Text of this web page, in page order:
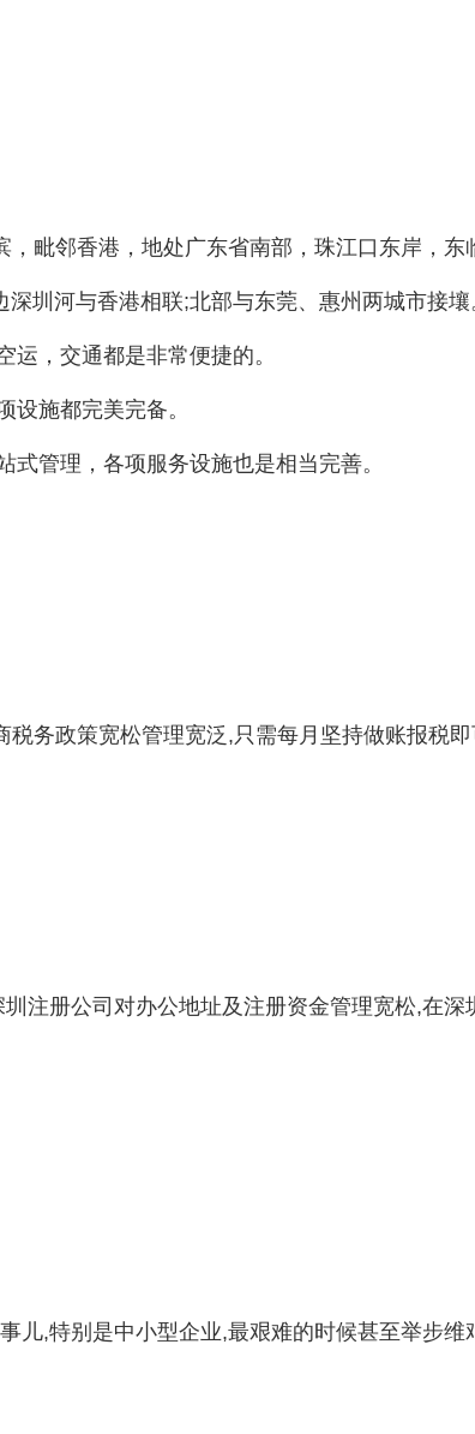
，毗邻香港，地处广东省南部，珠江口东岸，东
圳河与香港相联;北部与东莞、惠州两城市接壤
运，交通都是非常便捷的。
设施都完美完备。
管理，各项服务设施也是相当完善。
务政策宽松管理宽泛,只需每月坚持做账报税
注册公司对办公地址及注册资金管理宽松,在深
儿,特别是中小型企业,最艰难的时候甚至举步维